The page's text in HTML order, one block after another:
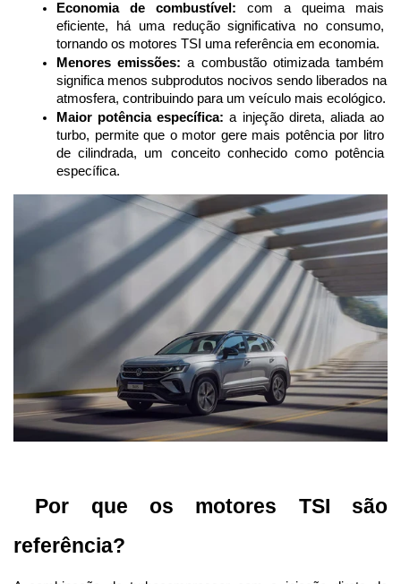
Economia de combustível: com a queima mais
eficiente, há uma redução significativa no consumo,
tornando os motores TSI uma referência em economia.
Menores emissões: a combustão otimizada também
significa menos subprodutos nocivos sendo liberados na
atmosfera, contribuindo para um veículo mais ecológico.
Maior potência específica: a injeção direta, aliada ao
turbo, permite que o motor gere mais potência por litro
de cilindrada, um conceito conhecido como potência
específica.
Por que os motores TSI são
referência?